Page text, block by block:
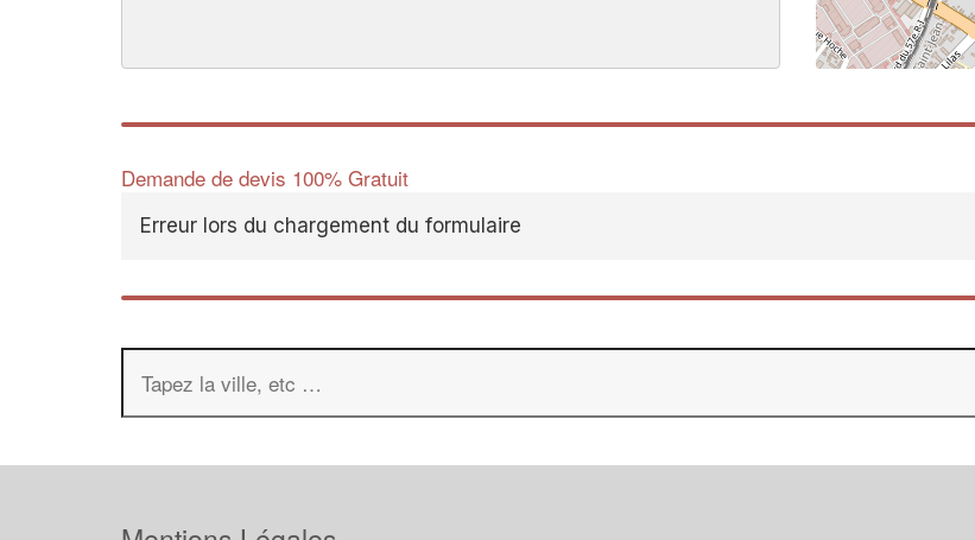
Demande de devis 100% Gratuit
Erreur lors du chargement du formulaire